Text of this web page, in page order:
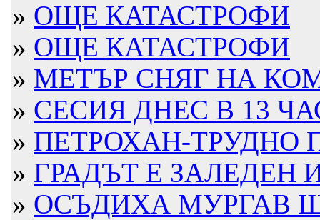
» ОЩЕ КАТАСТРОФИ
» ОЩЕ КАТАСТРОФИ
» МЕТЪР СНЯГ НА
» СЕСИЯ ДНЕС В 13
» ПЕТРОХАН-ТРУДНО
» ГРАДЪТ Е ЗАЛЕДЕН
» ОСЪДИХА МУРГАВ